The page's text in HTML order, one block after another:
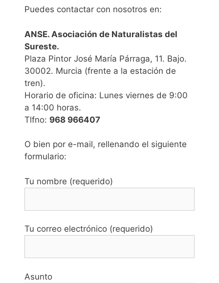
Puedes contactar con nosotros en:
ANSE. Asociación de Naturalistas del
Sureste.
Plaza Pintor José María Párraga, 11. Bajo.
30002. Murcia (frente a la estación de
tren).
Horario de oficina: Lunes viernes de 9:00
a 14:00 horas.
Tlfno: 968 966407
O bien por e-mail, rellenando el siguiente
formulario:
Tu nombre (requerido)
Tu correo electrónico (requerido)
Asunto